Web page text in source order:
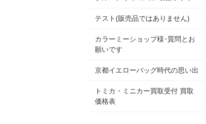
テスト(販売品ではありません)
カラーミーショップ様･質問とお
願いです
京都イエローバッグ時代の思い出
トミカ・ミニカー買取受付 買取
価格表